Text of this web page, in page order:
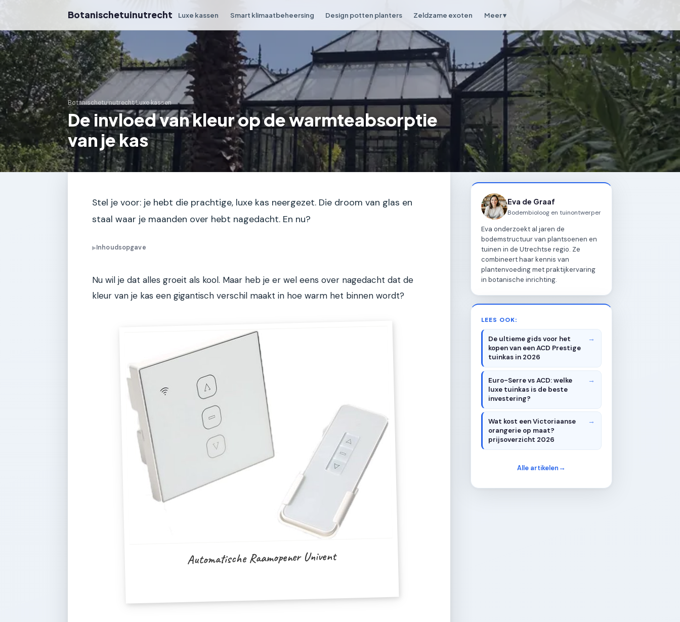
Botanischetuinutrecht Luxe kassen Smart klimaatbeheersing Design potten planters Zeldzame exoten Meer ▾
Botanischetuinutrecht›Luxe kassen
De invloed van kleur op de warmteabsorptie
van je kas
Stel je voor: je hebt die prachtige, luxe kas neergezet. Die droom van glas en
staal waar je maanden over hebt nagedacht. En nu?
▶Inhoudsopgave
Nu wil je dat alles groeit als kool. Maar heb je er wel eens over nagedacht dat de
kleur van je kas een gigantisch verschil maakt in hoe warm het binnen wordt?
Automatische Raamopener Univent
Eva de Graaf
Bodembioloog en tuinontwerper
Eva onderzoekt al jaren de
bodemstructuur van plantsoenen en
tuinen in de Utrechtse regio. Ze
combineert haar kennis van
plantenvoeding met praktijkervaring
in botanische inrichting.
LEES OOK:
De ultieme gids voor het
kopen van een ACD Prestige
tuinkas in 2026
Euro-Serre vs ACD: welke
luxe tuinkas is de beste
investering?
Wat kost een Victoriaanse
orangerie op maat?
prijsoverzicht 2026
Alle artikelen